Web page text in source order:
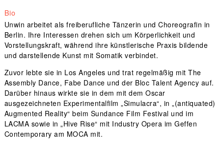
Bio
Unwin arbeitet als freiberufliche Tänzerin und Choreografin in
Berlin. Ihre Interessen drehen sich um Körperlichkeit und
Vorstellungskraft, während ihre künstlerische Praxis bildende
und darstellende Kunst mit Somatik verbindet.
Zuvor lebte sie in Los Angeles und trat regelmäßig mit The
Assembly Dance, Fabe Dance und der Bloc Talent Agency auf.
Darüber hinaus wirkte sie in dem mit dem Oscar
ausgezeichneten Experimentalfilm „Simulacra“, in „(antiquated)
Augmented Reality“ beim Sundance Film Festival und im
LACMA sowie in „Hive Rise“ mit Industry Opera im Geffen
Contemporary am MOCA mit.